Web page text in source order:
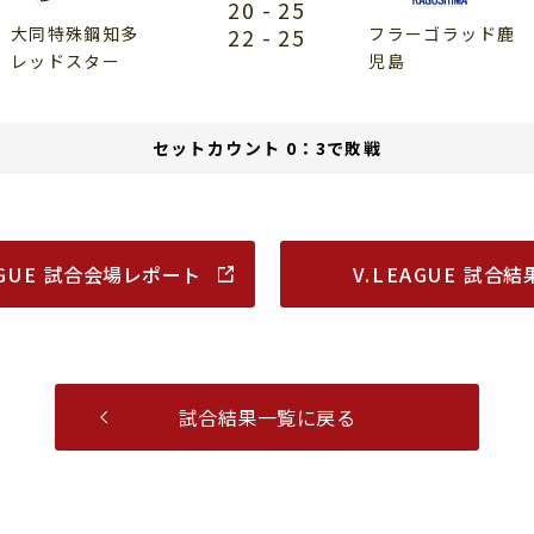
大同特殊鋼知多
レッドスター
20 - 25
22 - 25
フラーゴラッド鹿
児島
セットカウント 0：3で敗戦
試合会場レポート V.LEAGUE試合結
試合結果一覧に戻る